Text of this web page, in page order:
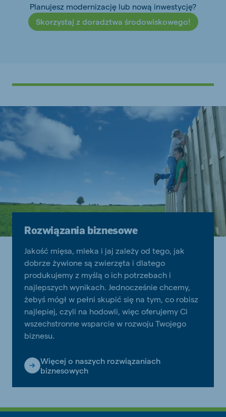
Planujesz modernizację lub nową inwestycję?
Skorzystaj z doradztwa środowiskowego!
Rozwiązania biznesowe
Jakość mięsa, mleka i jaj zależy od tego, jak
dobrze żywione są zwierzęta i dlatego
produkujemy z myślą o ich potrzebach i
najlepszych wynikach. Jednocześnie chcemy,
żebyś mógł w pełni skupić się na tym, co robisz
najlepiej, czyli na hodowli, więc oferujemy Ci
wszechstronne wsparcie w rozwoju Twojego
biznesu.
Więcej o naszych rozwiązaniach
biznesowych